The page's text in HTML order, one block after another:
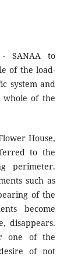
SANAA to
of the load-
system and
of the
House,
to the
perimeter.
such as
of the
become
disappears.
one of the
of not